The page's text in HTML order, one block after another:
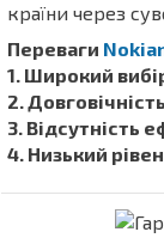
країни через
Переваги
1. Широкий
2. Довговічність
3. Відсутність
4. Низький